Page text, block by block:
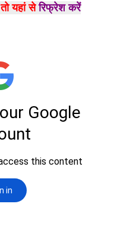
तो यहां सेरिफ्रेश करें